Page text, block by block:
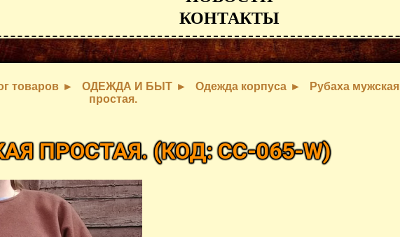
КОНТАКТЫ
товаров ОДЕЖДА И БЫТ Одежда корпуса
Рубаха мужская
простая.
ПРОСТАЯ.(КОД:CC-065-W)